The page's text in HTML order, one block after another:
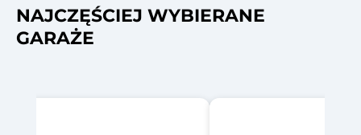
NAJCZĘŚCIEJ WYBIERANE
GARAŻE